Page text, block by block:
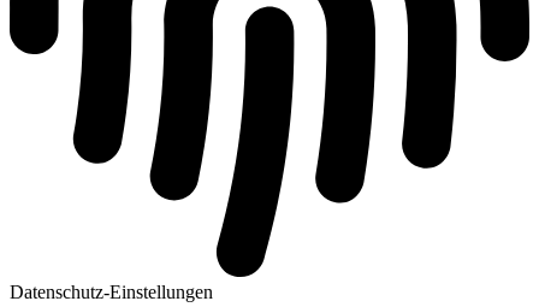
Datenschutz-Einstellungen